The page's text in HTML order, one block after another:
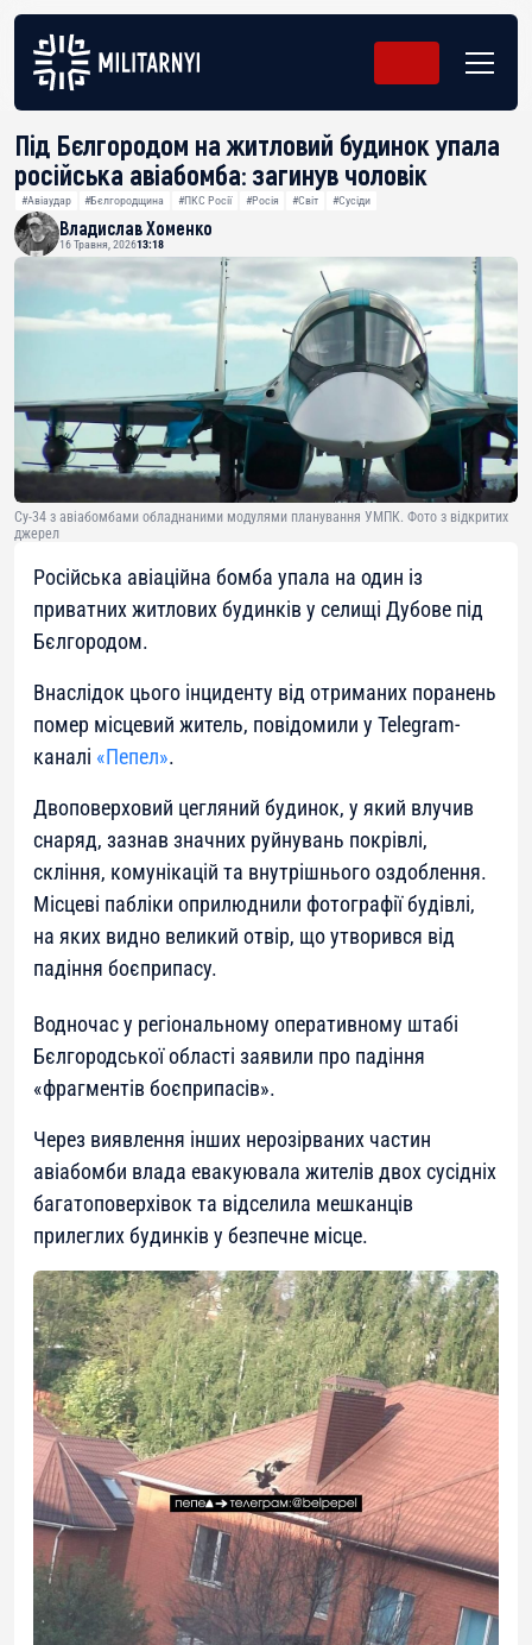
Під Бєлгородом на житловий будинок упала
російська авіабомба: загинув чоловік
#Авіаудар #Бєлгородщина #ПКС Росії #Росія #Світ #Сусіди
Владислав Хоменко
16 Травня, 202613:18
Су-34 з авіабомбами обладнаними модулями планування УМПК. Фото з відкритих
джерел
Російська авіаційна бомба упала на один із
приватних житлових будинків у селищі Дубове під
Бєлгородом.
Внаслідок цього інциденту від отриманих поранень
помер місцевий житель, повідомили у Telegram-
каналі «Пепел».
Двоповерховий цегляний будинок, у який влучив
снаряд, зазнав значних руйнувань покрівлі,
скління, комунікацій та внутрішнього оздоблення.
Місцеві пабліки оприлюднили фотографії будівлі,
на яких видно великий отвір, що утворився від
падіння боєприпасу.
Водночас у регіональному оперативному штабі
Бєлгородської області заявили про падіння
«фрагментів боєприпасів».
Через виявлення інших нерозірваних частин
авіабомби влада евакуювала жителів двох сусідніх
багатоповерхівок та відселила мешканців
прилеглих будинків у безпечне місце.